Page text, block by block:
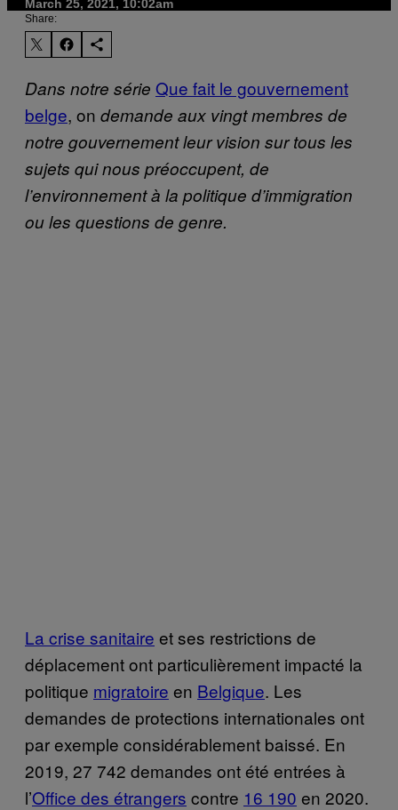
March 25, 2021, 10:02am
Share:
Dans notre série Que fait le gouvernement
belge, on demande aux vingt membres de
notre gouvernement leur vision sur tous les
sujets qui nous préoccupent, de
l’environnement à la politique d’immigration
ou les questions de genre.
La crise sanitaire et ses restrictions de
déplacement ont particulièrement impacté la
politique migratoire en Belgique. Les
demandes de protections internationales ont
par exemple considérablement baissé. En
2019, 27 742 demandes ont été entrées à
l’Office des étrangers contre 16 190 en 2020.